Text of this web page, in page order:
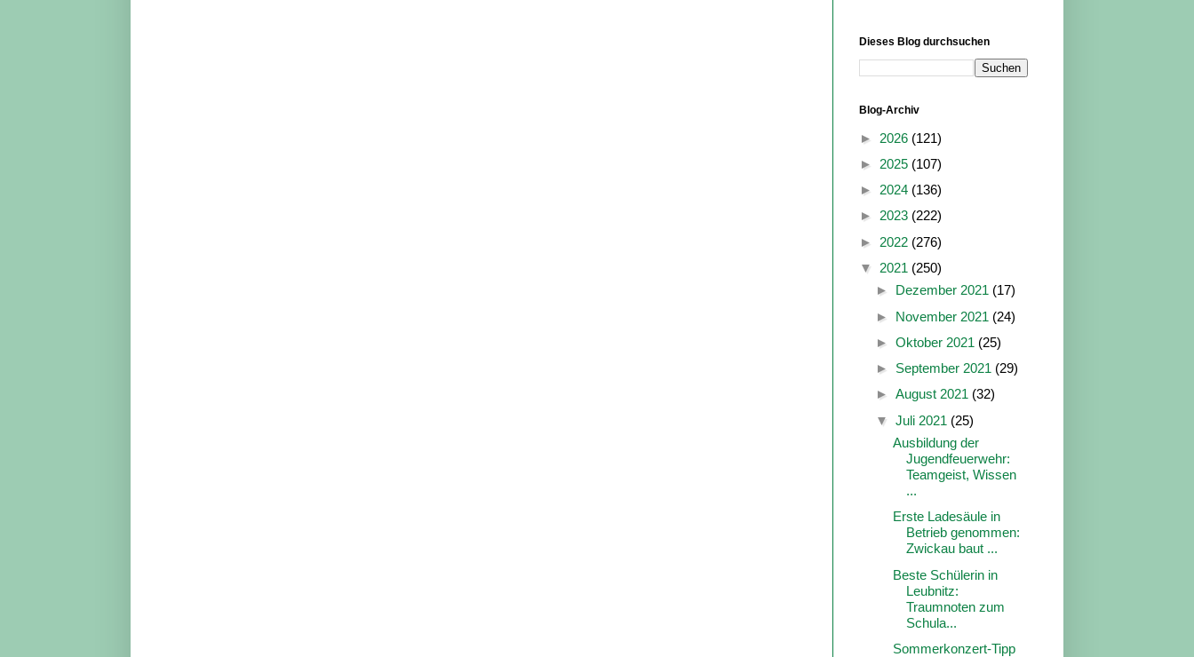
Dieses Blog durchsuchen
Blog-Archiv
► 2026 (121)
► 2025 (107)
► 2024 (136)
► 2023 (222)
► 2022 (276)
▼ 2021 (250)
► Dezember 2021 (17)
► November 2021 (24)
► Oktober 2021 (25)
► September 2021 (29)
► August 2021 (32)
▼ Juli 2021 (25)
Ausbildung der
Jugendfeuerwehr:
Teamgeist, Wissen
...
Erste Ladesäule in
Betrieb genommen:
Zwickau baut ...
Beste Schülerin in
Leubnitz:
Traumnoten zum
Schula...
Sommerkonzert-Tipp